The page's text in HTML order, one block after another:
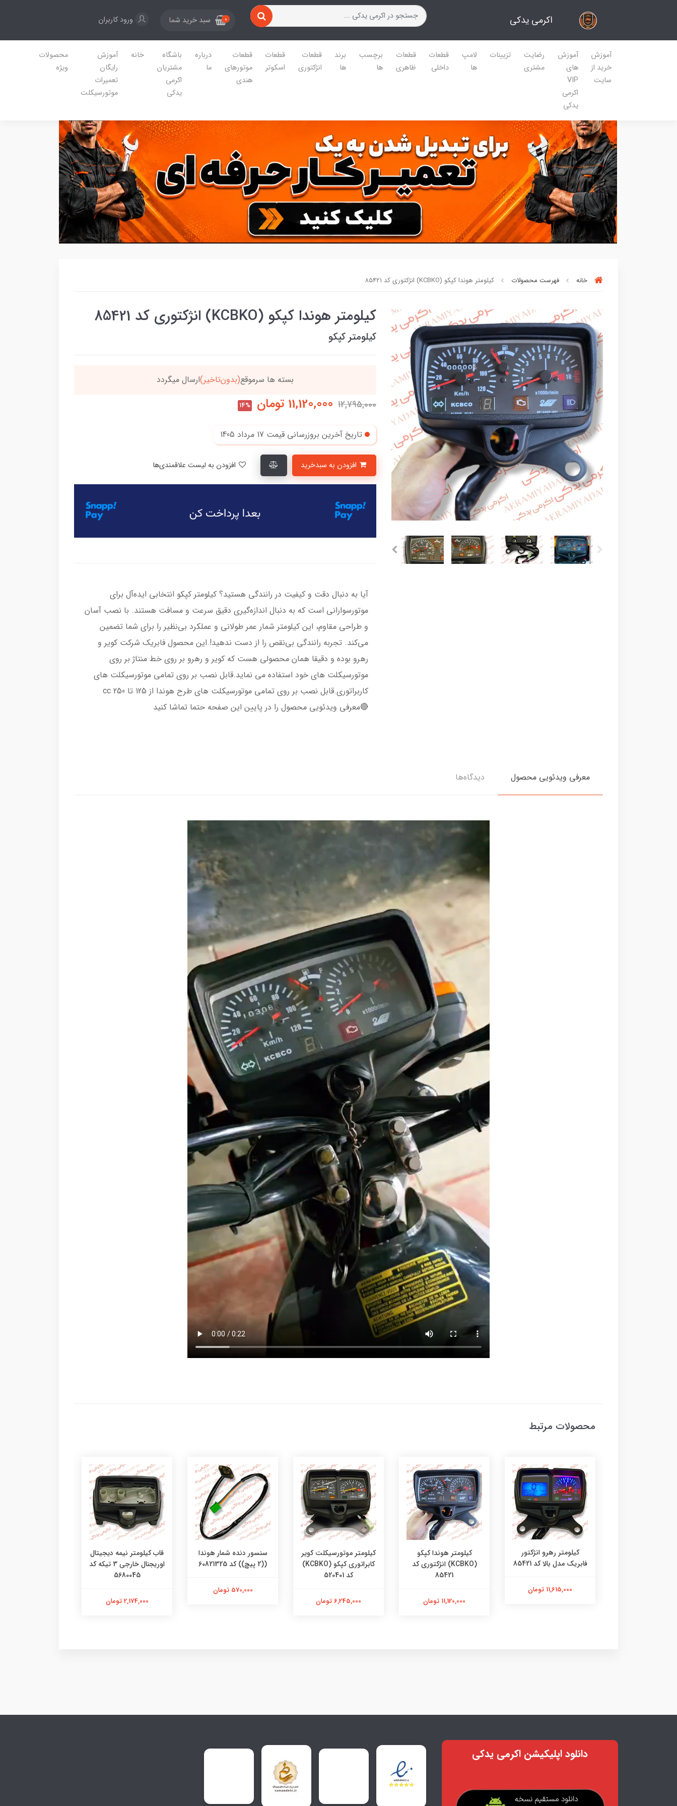
اکرمی یدکی 0 سبد خرید شما ورود کاربران
آموزش
خرید از
سایت
آموزش
های
VIP
اکرمی
یدکی
رضایت
مشتری
تزیینات
لامپ
ها
قطعات
داخلی
قطعات
ظاهری
برچسب
ها
برند
ها
قطعات
انژکتوری
قطعات
اسکوتر
قطعات
موتورهای
هندی
درباره
ما
باشگاه
مشتریان
اکرمی
یدکی
خانه
آموزش
رایگان
تعمیرات
موتورسیکلت
محصولات
ویژه
خانه فهرست محصولات کیلومتر هوندا کپکو (KCBKO) انژکتوری کد 85421
کیلومتر هوندا کپکو (KCBKO) انژکتوری کد 85421
کیلومتر کپکو
90٪ خریداران ،از این محصول راضی بودن بسته ها سرموقع(بدون‌تاخیر)ارسال میگردد
12,795,000
11,120,000 تومان 14%
تاریخ آخرین بروزرسانی قیمت 17 مرداد 1405
آیا به دنبال دقت و کیفیت در رانندگی هستید؟ کیلومتر کپکو انتخابی ایده‌آل برای
موتورسوارانی است که به دنبال اندازه‌گیری دقیق سرعت و مسافت هستند. با نصب آسان
و طراحی مقاوم، این کیلومتر شمار عمر طولانی و عملکرد بی‌نظیر را برای شما تضمین
می‌کند. تجربه رانندگی بی‌نقص را از دست ندهید!.این محصول فابریک شرکت کویر و
رهرو بوده و دقیقا همان محصولی هست که کویر و رهرو بر روی خط منتاژ بر روی
موتورسیکلت های خود استفاده می نماید.قابل نصب بر روی تمامی موتورسیکلت های
کاربراتوری.قابل نصب بر روی تمامی موتورسیکلت های طرح هوندا از 125 تا 250 cc
🔴معرفی ویدئویی محصول را در پایین این صفحه حتما تماشا کنید
معرفی ویدئویی محصول دیدگاه‌ها
محصولات مرتبط
کیلومتر رهرو انژکتور
فابریک مدل بالا کد 85421
11,615,000 تومان
کیلومتر هوندا کپکو
(KCBKO) انژکتوری کد
85421
11,120,000 تومان
کیلومتر موتورسیکلت کویر
کابراتوری کپکو (KCBKO)
کد 520401
6,245,000 تومان
سنسور دنده شمار هوندا
((2 پیچ)) کد 60821325
570,000 تومان
قاب کیلومتر نیمه دیجیتال
اوریجنال خارجی 3 تیکه کد
5680045
2,174,000 تومان
دانلود اپلیکیشن اکرمی یدکی